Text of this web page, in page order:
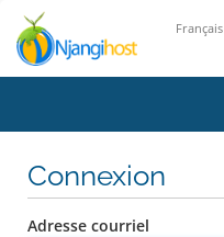
Français
Connexion
Adresse courriel